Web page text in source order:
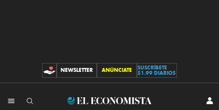
CONTRIBUCIONES
NEWSLETTER ANÚNCIATE
SUSCRÍBETE
$1.99 DIARIOS
El